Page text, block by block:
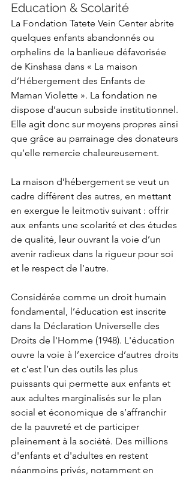
Education & Scolarité
La Fondation Tatete Vein Center abrite
quelques enfants abandonnés ou
orphelins de la banlieue défavorisée
de Kinshasa dans « La maison
d’Hébergement des Enfants de
Maman Violette ». La fondation ne
dispose d’aucun subside institutionnel.
Elle agit donc sur moyens propres ainsi
que grâce au parrainage des donateurs
qu’elle remercie chaleureusement.
La maison d’hébergement se veut un
cadre différent des autres, en mettant
en exergue le leitmotiv suivant : offrir
aux enfants une scolarité et des études
de qualité, leur ouvrant la voie d’un
avenir radieux dans la rigueur pour soi
et le respect de l’autre.
Considérée comme un droit humain
fondamental, l’éducation est inscrite
dans la Déclaration Universelle des
Droits de l'Homme (1948). L'éducation
ouvre la voie à l’exercice d’autres droits
et c’est l’un des outils les plus
puissants qui permette aux enfants et
aux adultes marginalisés sur le plan
social et économique de s’affranchir
de la pauvreté et de participer
pleinement à la société. Des millions
d'enfants et d'adultes en restent
néanmoins privés, notamment en